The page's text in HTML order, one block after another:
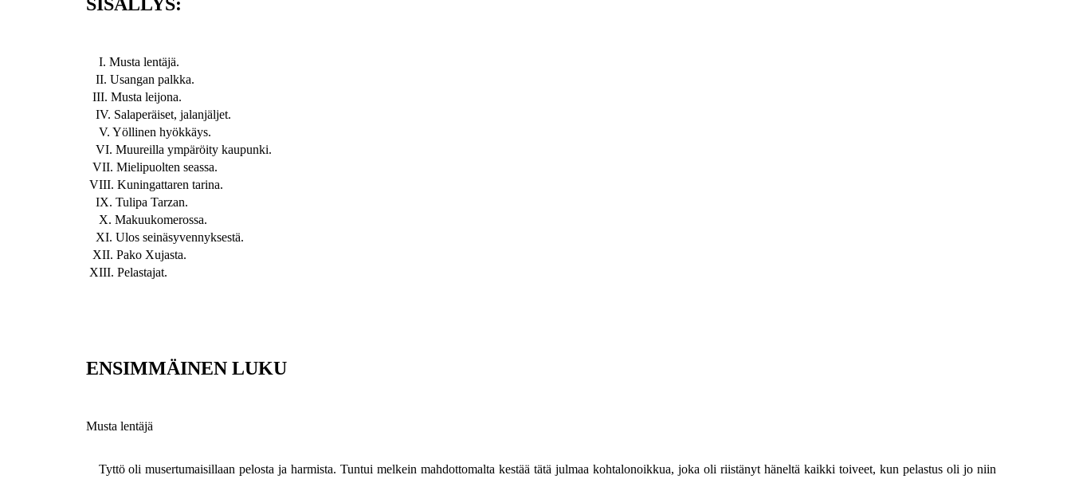
SISÄLLYS:
I. Musta lentäjä.
II. Usangan palkka.
III. Musta leijona.
IV. Salaperäiset, jalanjäljet.
V. Yöllinen hyökkäys.
VI. Muureilla ympäröity kaupunki.
VII. Mielipuolten seassa.
VIII. Kuningattaren tarina.
IX. Tulipa Tarzan.
X. Makuukomerossa.
XI. Ulos seinäsyvennyksestä.
XII. Pako Xujasta.
XIII. Pelastajat.
ENSIMMÄINEN LUKU
Musta lentäjä
Tyttö oli musertumaisillaan pelosta ja harmista. Tuntui melkein mahdottomalta kestää tätä julmaa kohtalonoikkua, joka oli riistänyt häneltä kaikki toiveet, kun pelastus oli jo niin